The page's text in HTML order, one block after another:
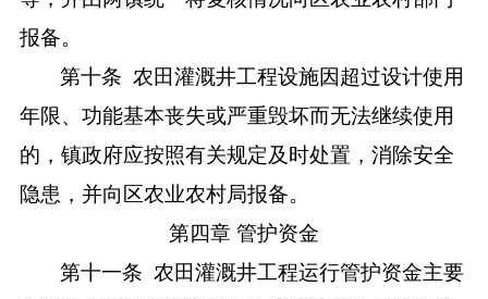
报备。
第十条 农田灌溉井工程设施因超过设计使用
年限、功能基本丧失或严重毁坏而无法继续使用
的，镇政府应按照有关规定及时处置，消除安全
隐患，并向区农业农村局报备。
第四章 管护资金
第十一条 农田灌溉井工程运行管护资金主要